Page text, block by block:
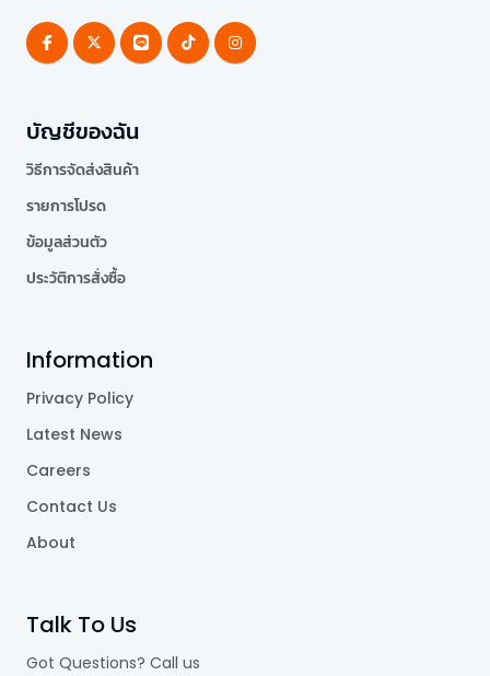
บัญชีของฉัน
วิธีการจัดส่งสินค้า
รายการโปรด
ข้อมูลส่วนตัว
ประวัติการสั่งซื้อ
Information
Privacy Policy
Latest News
Careers
Contact Us
About
Talk To Us
Got Questions? Call us